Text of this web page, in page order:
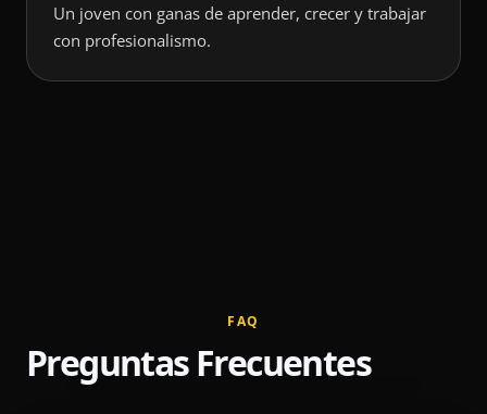
Un joven con ganas de aprender, crecer y trabajar
con profesionalismo.
FAQ
Preguntas Frecuentes